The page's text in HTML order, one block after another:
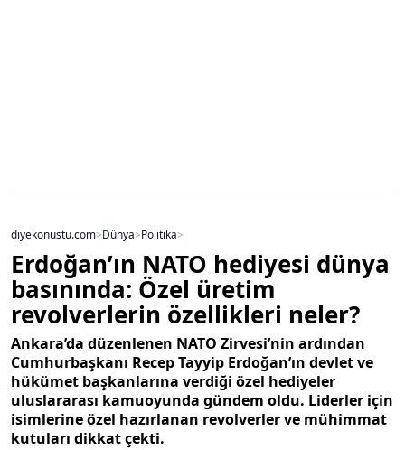
diyekonustu.com>Dünya>Politika>
Erdoğan’ın NATO hediyesi dünya
basınında: Özel üretim
revolverlerin özellikleri neler?
Ankara’da düzenlenen NATO Zirvesi’nin ardından
Cumhurbaşkanı Recep Tayyip Erdoğan’ın devlet ve
hükümet başkanlarına verdiği özel hediyeler
uluslararası kamuoyunda gündem oldu. Liderler için
isimlerine özel hazırlanan revolverler ve mühimmat
kutuları dikkat çekti.